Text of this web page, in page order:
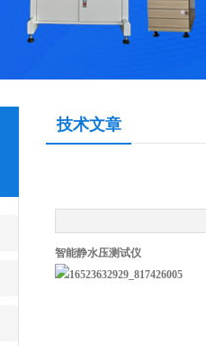
技术文章
智能静水压测试仪